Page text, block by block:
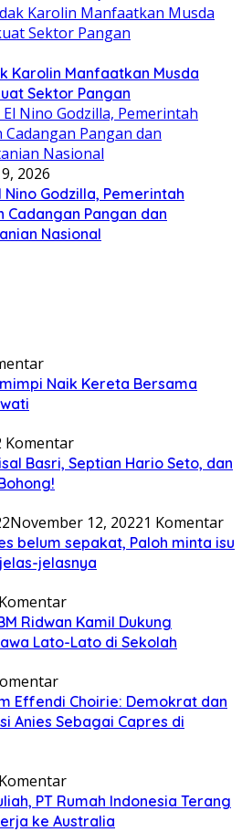
Karolin Manfaatkan Musda
Sektor Pangan
2026
Nino Godzilla, Pemerintah
Cadangan Pangan dan
Nasional
Naik Kereta Bersama
Komentar
Basri, Septian Hario Seto, dan
November 12, 20221 Komentar
belum sepakat, Paloh minta isu
jelasnya
Ridwan Kamil Dukung
Lato-Lato di Sekolah
Effendi Choirie: Demokrat dan
Anies Sebagai Capres di
PT Rumah Indonesia Terang
ke Australia